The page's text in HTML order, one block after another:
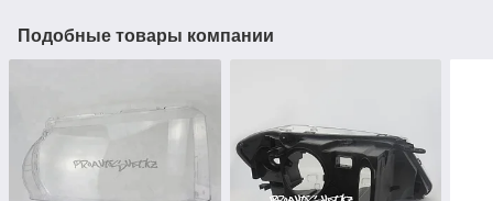
Подобные товары компании